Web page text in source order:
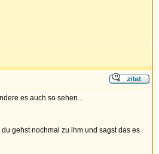
es auch so sehen...
gehst nochmal zu ihm und sagst das es